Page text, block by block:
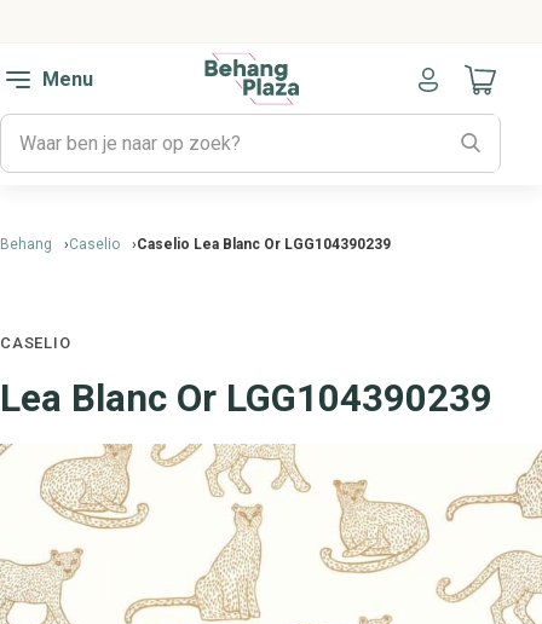
Menu
Naar
Behang Caselio Caselio Lea Blanc Or LGG104390239
CASELIO
Lea Blanc Or LGG104390239